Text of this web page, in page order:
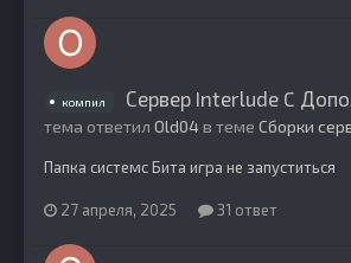
компил Сервер Interlude C
тема ответил Old04в теме Сборки
Папка системс Бита игра не запуститься
27 апреля, 2025 31 ответ